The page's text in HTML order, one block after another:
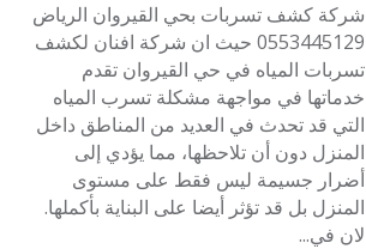
شركة كشف تسربات بحي القيروان الرياض
0553445129 حيث ان شركة افنان لكشف
تسربات المياه في حي القيروان تقدم
خدماتها في مواجهة مشكلة تسرب المياه
التي قد تحدث في العديد من المناطق داخل
المنزل دون أن تلاحظها، مما يؤدي إلى
أضرار جسيمة ليس فقط على مستوى
المنزل بل قد تؤثر أيضا على البناية بأكملها.
لان في...